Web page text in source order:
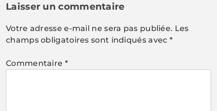
l’article
Laisser un commentaire
Votre adresse e-mail ne sera pas publiée. Les
champs obligatoires sont indiqués avec *
Commentaire *